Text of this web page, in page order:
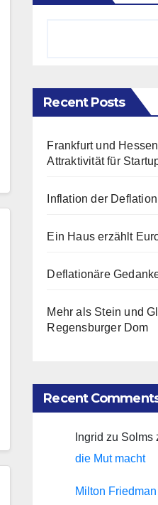
Recent Posts
Frankfurt und
Attraktivität für
Inflation der Deflation
Ein Haus erzählt
Deflationäre
Mehr als Stein und
Regensburger Dom
Recent
Ingrid zu Solms
die Mut macht
Milton